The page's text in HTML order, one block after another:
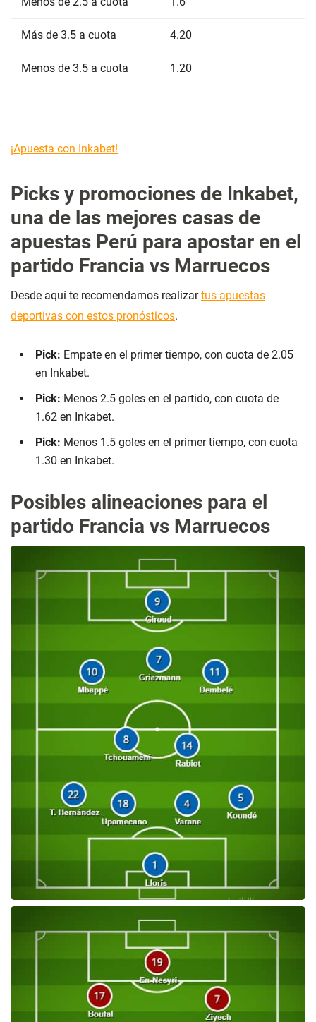
Más de 3.5 a cuota 4.20
Menos de 3.5 a cuota 1.20
¡Apuesta con Inkabet!
Picks y promociones de Inkabet,
una de las mejores casas de
apuestas Perú para apostar en el
partido Francia vs Marruecos
Desde aquí te recomendamos realizartus apuestas
deportivas con estos pronósticos.
Pick: Empate en el primer tiempo, con cuota de 2.05
en Inkabet.
Pick: Menos 2.5 goles en el partido, con cuota de
1.62 en Inkabet.
Pick: Menos 1.5 goles en el primer tiempo, con cuota
1.30 en Inkabet.
Posibles alineaciones para el
partido Francia vs Marruecos